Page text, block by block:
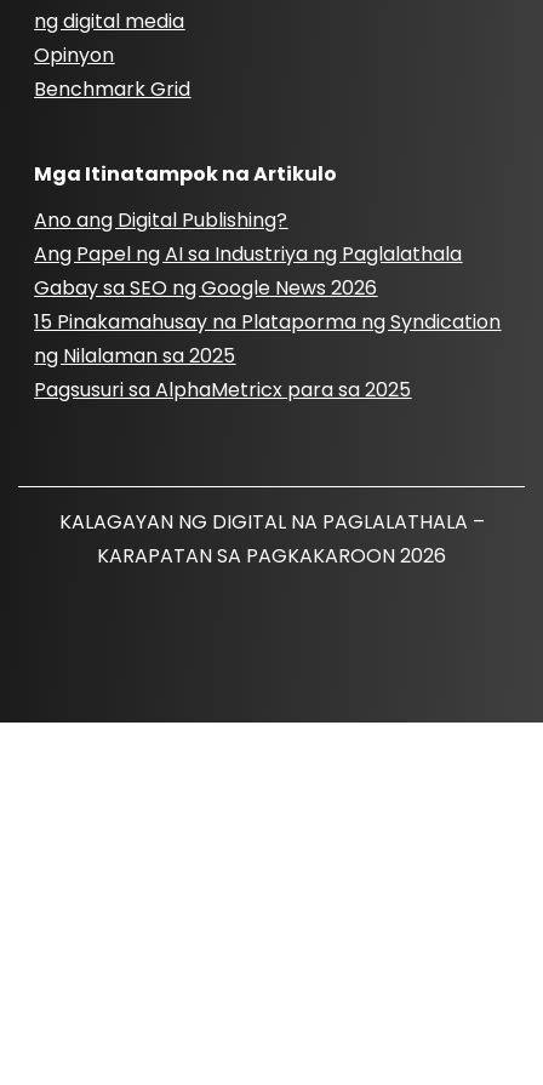
ng digital media
Opinyon
Benchmark Grid
Mga Itinatampok na Artikulo
Ano ang Digital Publishing?
Ang Papel ng AI sa Industriya ng Paglalathala
Gabay sa SEO ng Google News 2026
15 Pinakamahusay na Plataporma ng Syndication
ng Nilalaman sa 2025
Pagsusuri sa AlphaMetricx para sa 2025
KALAGAYAN NG DIGITAL NA PAGLALATHALA –
KARAPATAN SA PAGKAKAROON 2026